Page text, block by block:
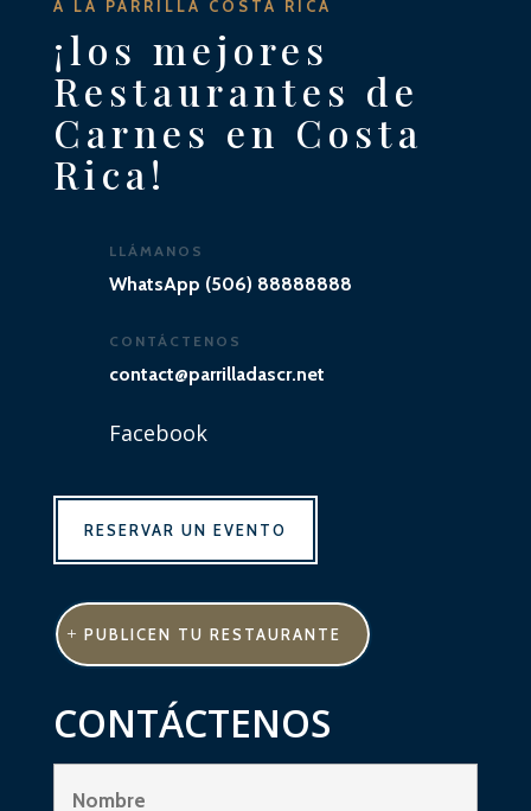
A LA PARRILLA COSTA RICA
¡los mejores
Restaurantes de
Carnes en Costa
Rica!
LLÁMANOS
WhatsApp (506) 88888888
CONTÁCTENOS
contact@parrilladascr.net
Facebook
RESERVAR UN EVENTO
PUBLICEN TU RESTAURANTE
CONTÁCTENOS